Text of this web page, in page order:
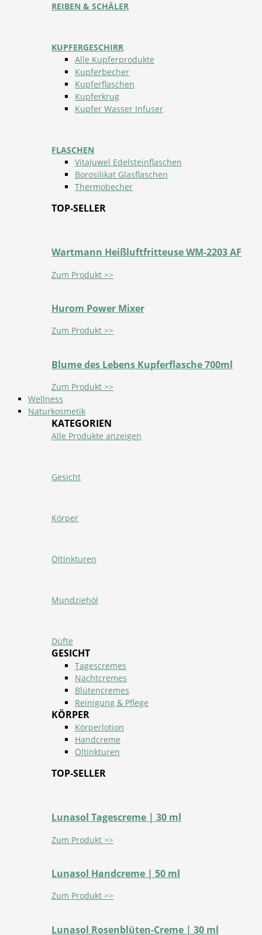
REIBEN & SCHÄLER
KUPFERGESCHIRR
Alle Kupferprodukte
Kupferbecher
Kupferflaschen
Kupferkrug
Kupfer Wasser Infuser
FLASCHEN
VitaJuwel Edelsteinflaschen
Borosilikat Glasflaschen
Thermobecher
TOP-SELLER
Wartmann Heißluftfritteuse WM-2203 AF
Zum Produkt >>
Hurom Power Mixer
Zum Produkt >>
Blume des Lebens Kupferflasche 700ml
Zum Produkt >>
Wellness
Naturkosmetik
KATEGORIEN
Alle Produkte anzeigen
Gesicht
Körper
Öltinkturen
Mundziehöl
Düfte
GESICHT
Tagescremes
Nachtcremes
Blütencremes
Reinigung & Pflege
KÖRPER
Körperlotion
Handcreme
Öltinkturen
TOP-SELLER
Lunasol Tagescreme | 30 ml
Zum Produkt >>
Lunasol Handcreme | 50 ml
Zum Produkt >>
Lunasol Rosenblüten-Creme | 30 ml